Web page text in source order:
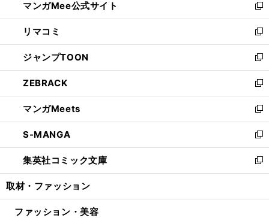
く
ド
ウ
で
開
く
ィ
ン
ド
ウ
で
開
く
い
ウ
ィ
ン
ド
ウ
で
開
く
マンガMee公式サイト
新
し
い
ウ
ィ
ン
ド
ウ
で
開
く
リマコミ
新
し
い
ウ
ィ
ン
ド
ウ
で
開
く
ジャンプTOON
新
し
い
ウ
ィ
ン
ド
ウ
で
開
ZEBRACK
新
し
い
ウ
ィ
ン
ド
ウ
開
マンガMeets
新
し
い
ウ
ィ
ン
ウ
S-MANGA
新
し
い
ウ
ン
集英社コミック文庫
新
し
ウ
取材・ファッション
ファッション・美容